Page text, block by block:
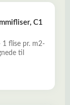
C1
1 flise pr. m2-
til
skridsikre
løsning,
fra